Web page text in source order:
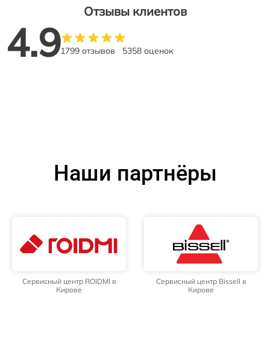
Отзывы клиентов
4.91799 отзывов 5358 оценок
Наши партнёры
Сервисный центр ROIDMI в
Кирове
Сервисный центр Bissell в
Кирове